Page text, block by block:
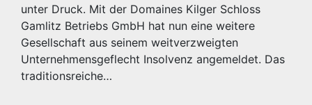
unter Druck. Mit der Domaines Kilger Schloss
Gamlitz Betriebs GmbH hat nun eine weitere
Gesellschaft aus seinem weitverzweigten
Unternehmensgeflecht Insolvenz angemeldet. Das
traditionsreiche…